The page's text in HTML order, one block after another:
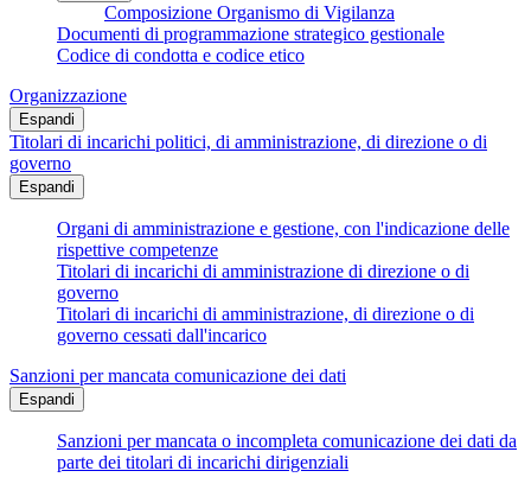
Composizione Organismo di Vigilanza
Documenti di programmazione strategico gestionale
Codice di condotta e codice etico
Organizzazione
Espandi
Titolari di incarichi politici, di amministrazione, di direzione o di
governo
Espandi
Organi di amministrazione e gestione, con l'indicazione delle
rispettive competenze
Titolari di incarichi di amministrazione di direzione o di
governo
Titolari di incarichi di amministrazione, di direzione o di
governo cessati dall'incarico
Sanzioni per mancata comunicazione dei dati
Espandi
Sanzioni per mancata o incompleta comunicazione dei dati da
parte dei titolari di incarichi dirigenziali